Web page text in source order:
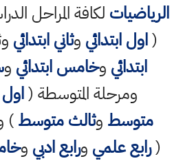
الرياضيات لكافة المراحل
(اول ابتدائي وثاني ابتدائي
ابتدائي وخامس ابتدائي و
ومرحلة المتوسطة (
متوسط وثالث متوسط)
(رابع علمي ورابع ادبي و